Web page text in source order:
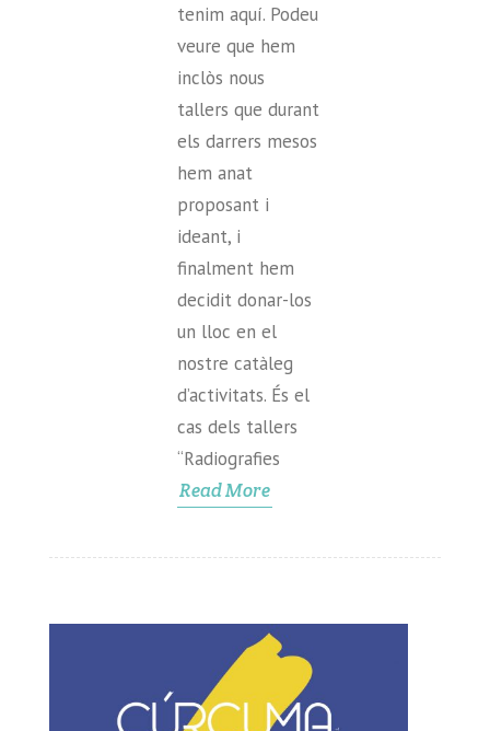
tenim aquí. Podeu
veure que hem
inclòs nous
tallers que durant
els darrers mesos
hem anat
proposant i
ideant, i
finalment hem
decidit donar-los
un lloc en el
nostre catàleg
d’activitats. És el
cas dels tallers
“Radiografies
Read More